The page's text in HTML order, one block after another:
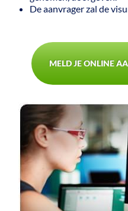
De aanvrager zal de
MELD JE ONLINE